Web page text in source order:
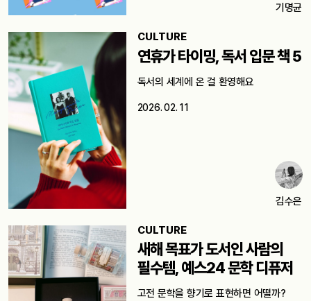
기명균
CULTURE
연휴가 타이밍, 독서 입문 책 5
독서의 세계에 온 걸 환영해요
2026. 02. 11
김수은
CULTURE
새해 목표가 도서인 사람의
필수템, 예스24 문학 디퓨저
고전 문학을 향기로 표현하면 어떨까?